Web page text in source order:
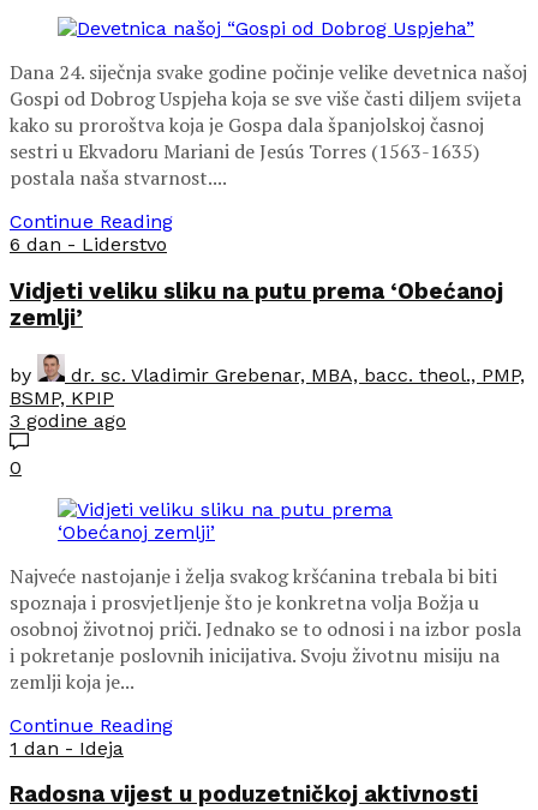
Dana 24. siječnja svake godine počinje velike devetnica našoj
Gospi od Dobrog Uspjeha koja se sve više časti diljem svijeta
kako su proroštva koja je Gospa dala španjolskoj časnoj
sestri u Ekvadoru Mariani de Jesús Torres (1563-1635)
postala naša stvarnost....
Continue Reading
6 dan - Liderstvo
Vidjeti veliku sliku na putu prema ‘Obećanoj
zemlji’
by
dr. sc. Vladimir Grebenar, MBA, bacc. theol., PMP,
BSMP, KPIP
3 godine ago
0
Najveće nastojanje i želja svakog kršćanina trebala bi biti
spoznaja i prosvjetljenje što je konkretna volja Božja u
osobnoj životnoj priči. Jednako se to odnosi i na izbor posla
i pokretanje poslovnih inicijativa. Svoju životnu misiju na
zemlji koja je...
Continue Reading
1 dan - Ideja
Radosna vijest u poduzetničkoj aktivnosti